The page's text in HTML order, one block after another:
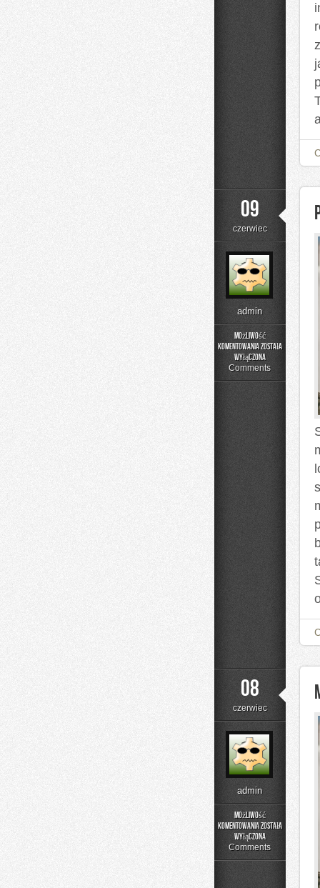
09
czerwiec
admin
Możliwość
komentowania
Podstawy
Matematyki
została
wyłączona
Comments
08
czerwiec
admin
Możliwość
komentowania
Catering
została
wyłączona
Comments